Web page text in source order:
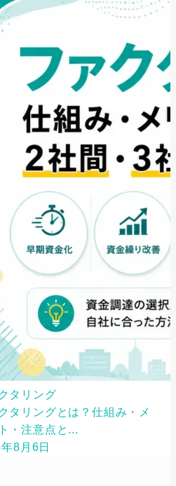
タリング
タリングとは？仕組み・メ
・注意点と...
8月6日